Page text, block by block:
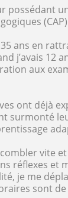
possédant
ans en
j’avais 12
aux
ont déjà
surmonté
vite
réflexes et
je me
sont